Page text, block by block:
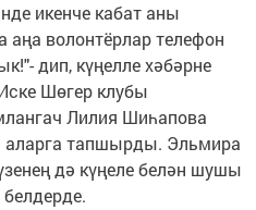
икенче кабат аны
аңа волонтёрлар телефон
дип, күңелле хәбәрне
Шөгер клубы
Лилия Шиһапова
аларга тапшырды. Эльмира
дә күңеле белән шушы